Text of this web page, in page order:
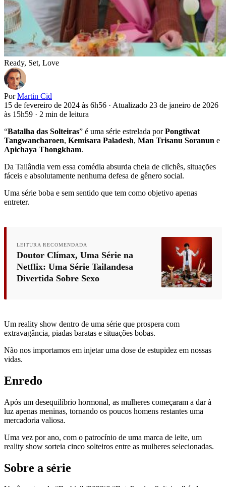
Ready, Set, Love
Por Martin Cid
15 de fevereiro de 2024 às 6h56 · Atualizado 23 de janeiro de 2026
às 15h59 · 2 min de leitura
“Batalha das Solteiras” é uma série estrelada porPongtiwat
Tangwancharoen, Kemisara Paladesh, Man Trisanu Soranun e
Apichaya Thongkham.
Da Tailândia vem essa comédia absurda cheia de clichês, situações
fáceis e absolutamente nenhuma defesa de gênero social.
Uma série boba e sem sentido que tem como objetivo apenas
entreter.
LEITURA RECOMENDADA
Doutor Clímax, Uma Série na
Netflix: Uma Série Tailandesa
Divertida Sobre Sexo
Um reality show dentro de uma série que prospera com
extravagância, piadas baratas e situações bobas.
Não nos importamos em injetar uma dose de estupidez em nossas
vidas.
Enredo
Após um desequilíbrio hormonal, as mulheres começaram a dar à
luz apenas meninas, tornando os poucos homens restantes uma
mercadoria valiosa.
Uma vez por ano, com o patrocínio de uma marca de leite, um
reality show sorteia cinco solteiros entre as mulheres selecionadas.
Sobre a série